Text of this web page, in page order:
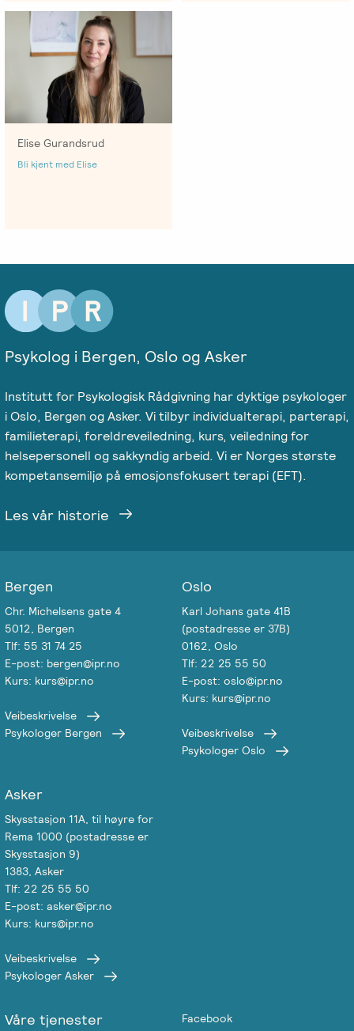
Kursbevis
-
Spesialisering
Elise Gurandsrud
Bli kjent med Elise
Psykolog i Bergen, Oslo og Asker
Institutt for Psykologisk Rådgivning har dyktige psykologer
i Oslo, Bergen og Asker. Vi tilbyr individualterapi, parterapi,
familieterapi, foreldreveiledning, kurs, veiledning for
helsepersonell og sakkyndig arbeid. Vi er Norges største
kompetansemiljø på emosjonsfokusert terapi (EFT).
Les vår historie
Bergen
Chr. Michelsens gate 4
5012, Bergen
Tlf: 55 31 74 25
E-post: bergen@ipr.no
Kurs: kurs@ipr.no
Veibeskrivelse
Psykologer Bergen
Oslo
Karl Johans gate 41B
(postadresse er 37B)
0162, Oslo
Tlf: 22 25 55 50
E-post: oslo@ipr.no
Kurs: kurs@ipr.no
Veibeskrivelse
Psykologer Oslo
Asker
Skysstasjon 11A, til høyre for
Rema 1000 (postadresse er
Skysstasjon 9)
1383, Asker
Tlf: 22 25 55 50
E-post: asker@ipr.no
Kurs: kurs@ipr.no
Veibeskrivelse
Psykologer Asker
Våre tjenester Facebook